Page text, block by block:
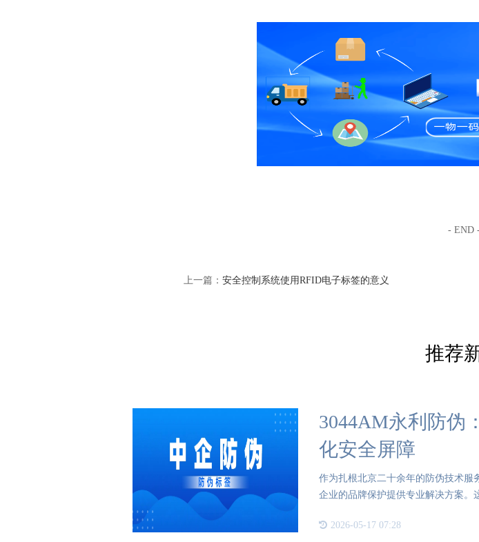
- END
上一篇： 安全控制系统使用RFID电子标签的意义
推荐
3044AM永利防伪
化安全屏障
作为扎根北京二十余年的防伪技术服
企业的品牌保护提供专业解决方案。
2026-05-17 07:28